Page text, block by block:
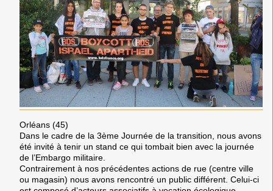
Orléans (45)
Dans le cadre de la 3ème Journée de la transition, nous avons
été invité à tenir un stand ce qui tombait bien avec la journée
de l’Embargo militaire.
Contrairement à nos précédentes actions de rue (centre ville
ou magasin) nous avons rencontré un public différent. Celui-ci